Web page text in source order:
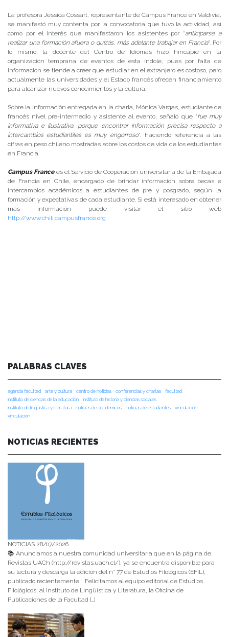
La profesora Jessica Cossart, representante de Campus France en Valdivia,
se manifestó muy contenta por la convocatoria que tuvo la actividad, así
como por el interés que manifestaron los asistentes por “anticiparse a
realizar una formación afuera o quizás, más adelante trabajar en Francia”. Por
lo mismo, la docente del Centro de Idiomas hizo hincapié en la
organización temprana de eventos de esta índole, pues por falta de
información se tiende a creer que estudiar en el extranjero es costoso, pero
actualmente las universidades y el Estado francés ofrecen financiamiento
para alcanzar nuevos conocimientos y la cultura.
Sobre la información entregada en la charla, Mónica Vargas, estudiante de
francés nivel pre-intermedio y asistente al evento, señaló que “fue muy
informativa e ilustrativa, porque encontrar información precisa respecto a
intercambios estudiantiles es muy engorroso”, haciendo referencia a las
cifras en peso chileno mostradas sobre los costos de vida de los estudiantes
en Francia.
Campus France es el Servicio de Cooperación universitaria de la Embajada
de Francia en Chile, encargado de brindar información sobre becas e
intercambios académicos a estudiantes de pre y posgrado, según la
formación y expectativas de cada estudiante. Si está interesado en obtener
más información puede visitar el sitio web
http://www.chili.campusfrance.org
PALABRAS CLAVES
agenda facultad arte y cultura centro de noticias conferencias y charlas
facultad
instituto de ciencias de la educación
instituto de historia y ciencias sociales
instituto de lingüística y literatura
noticias de académicos noticias de estudiantes
vinculacion
vinculación
NOTICIAS RECIENTES
NOTICIAS 28/07/2026
📚 Anunciamos a nuestra comunidad universitaria que en la página de
Revistas UACh (http://revistas.uach.cl/), ya se encuentra disponible para
su lectura y descarga la edición del n° 77 de Estudios Filológicos (EFIL),
publicado recientemente. Felicitamos al equipo editorial de Estudios
Filológicos, al Instituto de Lingüística y Literatura, la Oficina de
Publicaciones de la Facultad […]